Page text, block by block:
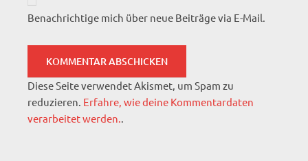
Benachrichtige mich über neue Beiträge via E-Mail.
Diese Seite verwendet Akismet, um Spam zu
reduzieren. Erfahre, wie deine Kommentardaten
verarbeitet werden..